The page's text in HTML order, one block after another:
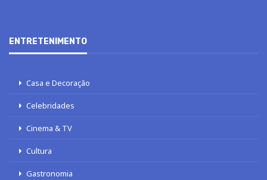
ENTRETENIMENTO
Casa e Decoração
Celebridades
Cinema & TV
Cultura
Gastronomia